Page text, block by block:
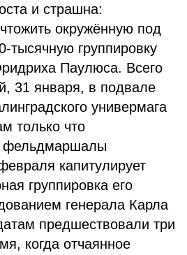
и страшна:
окружённую под
тысячную группировку
Паулюса. Всего
31 января, в подвале
универмага
только что
фельдмаршалы
капитулирует
группировка его
генерала Карла
предшествовали три
когда отчаянное